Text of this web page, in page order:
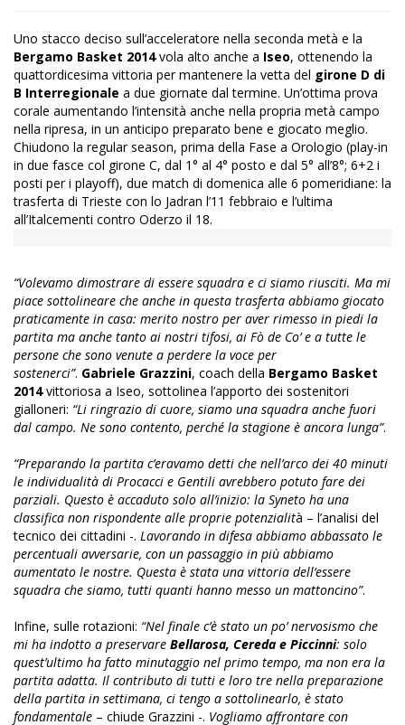
Uno stacco deciso sull’acceleratore nella seconda metà e la
Bergamo Basket 2014vola alto anche a Iseo, ottenendo la
quattordicesima vittoria per mantenere la vetta del girone D di
B Interregionale a due giornate dal termine. Un’ottima prova
corale aumentando l’intensità anche nella propria metà campo
nella ripresa, in un anticipo preparato bene e giocato meglio.
Chiudono la regular season, prima della Fase a Orologio (play-in
in due fasce col girone C, dal 1° al 4° posto e dal 5° all’8°; 6+2 i
posti per i playoff), due match di domenica alle 6 pomeridiane: la
trasferta di Trieste con lo Jadran l’11 febbraio e l’ultima
all’Italcementi contro Oderzo il 18.
“Volevamo dimostrare di essere squadra e ci siamo riusciti. Ma mi
piace sottolineare che anche in questa trasferta abbiamo giocato
praticamente in casa: merito nostro per aver rimesso in piedi la
partita ma anche tanto ai nostri tifosi, ai Fò de Co’ e a tutte le
persone che sono venute a perdere la voce per
sostenerci”. Gabriele Grazzini, coach della Bergamo Basket
2014vittoriosa a Iseo, sottolinea l’apporto dei sostenitori
gialloneri: “Li ringrazio di cuore, siamo una squadra anche fuori
dal campo. Ne sono contento, perché la stagione è ancora lunga”.
“Preparando la partita c’eravamo detti che nell’arco dei 40 minuti
le individualità di Procacci e Gentili avrebbero potuto fare dei
parziali. Questo è accaduto solo all’inizio: la Syneto ha una
classifica non rispondente alle proprie potenzialità – l’analisi del
tecnico dei cittadini -. Lavorando in difesa abbiamo abbassato le
percentuali avversarie, con un passaggio in più abbiamo
aumentato le nostre. Questa è stata una vittoria dell’essere
squadra che siamo, tutti quanti hanno messo un mattoncino”.
Infine, sulle rotazioni: “Nel finale c’è stato un po’ nervosismo che
mi ha indotto a preservare Bellarosa, Cereda e Piccinni: solo
quest’ultimo ha fatto minutaggio nel primo tempo, ma non era la
partita adatta. Il contributo di tutti e loro tre nella preparazione
della partita in settimana, ci tengo a sottolinearlo, è stato
fondamentale – chiude Grazzini -. Vogliamo affrontare con